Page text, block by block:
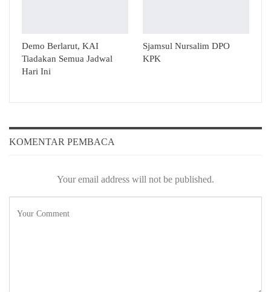
Demo Berlarut, KAI
Tiadakan Semua Jadwal
Hari Ini
Sjamsul Nursalim DPO
KPK
KOMENTAR PEMBACA
Your email address will not be published.